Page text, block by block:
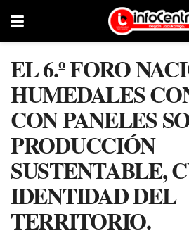
EL 6.º FORO
HUMEDALES
CON PANELES
PRODUCCIÓN
SUSTENTABLE,
IDENTIDAD DEL
TERRITORIO.